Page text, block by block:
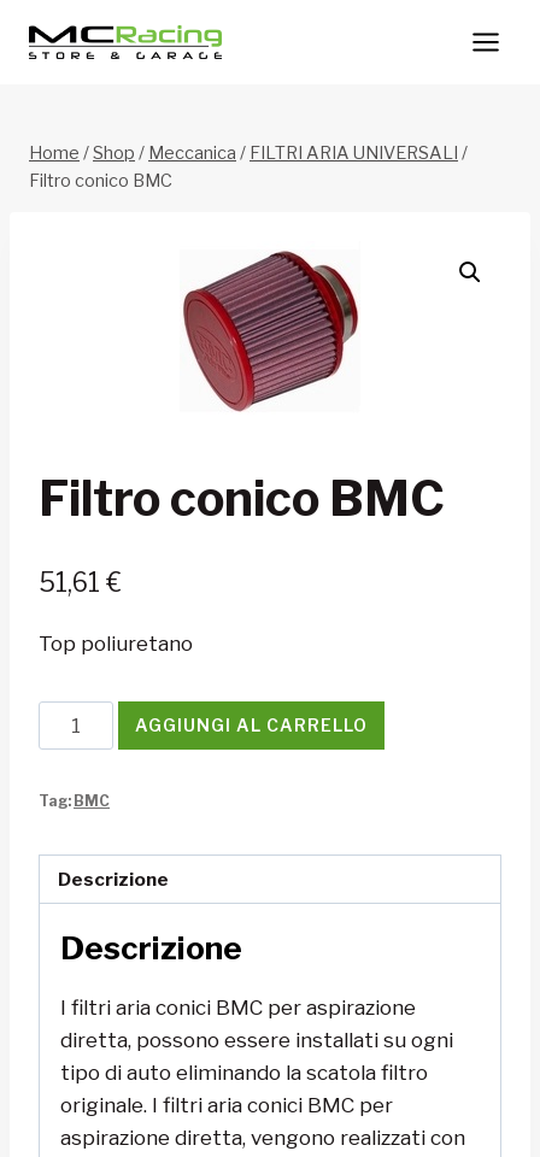
Home /Shop / Meccanica / FILTRI ARIA UNIVERSALI /
Filtro conico BMC
Filtro conico BMC
51,61 €
Top poliuretano
Filtro
conico
quantità
AGGIUNGI AL CARRELLO
Tag: BMC
Descrizione
Descrizione
I filtri aria conici BMC per aspirazione
diretta, possono essere installati su ogni
tipo di auto eliminando la scatola filtro
originale. I filtri aria conici BMC per
aspirazione diretta, vengono realizzati con